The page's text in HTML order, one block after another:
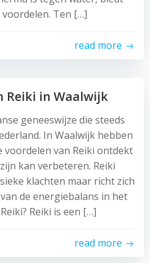
Ten […]
read more
Reiki in Waalwijk
geneeswijze die steeds
In Waalwijk hebben
voordelen van Reiki ontdekt
kan verbeteren. Reiki
klachten maar richt zich
de energiebalans in het
Reiki is een […]
read more